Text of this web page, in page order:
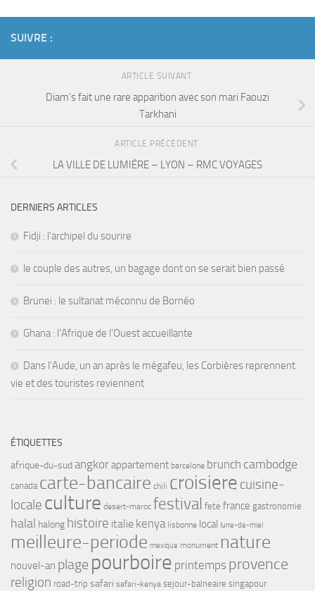
SUIVRE :
ARTICLE SUIVANT
Diam's fait une rare apparition avec son mari Faouzi
Tarkhani
ARTICLE PRÉCÉDENT
LA VILLE DE LUMIÈRE – LYON – RMC VOYAGES
DERNIERS ARTICLES
Fidji : l’archipel du sourire
le couple des autres, un bagage dont on se serait bien passé
Brunei : le sultanat méconnu de Bornéo
Ghana : l’Afrique de l’Ouest accueillante
Dans l’Aude, un an après le mégafeu, les Corbières reprennent
vie et des touristes reviennent
ÉTIQUETTES
afrique-du-sudangkorappartement barcelone brunch cambodge
canada carte-bancaire chili croisiere cuisine-
locale culture desert-maroc festival fete france gastronomie
halal halong histoire italie kenya lisbonne local lune-de-miel
meilleure-periode mexique monument nature
nouvel-an plage pourboire printemps provence
religion road-trip safari safari-kenya sejour-balneaire singapour